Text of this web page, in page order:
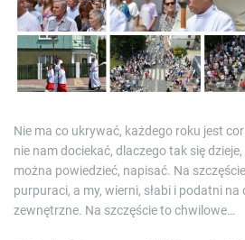
Nie ma co ukrywać, każdego roku jest
nie nam dociekać, dlaczego tak się
można powiedzieć, napisać. Na
purpuraci, a my, wierni, słabi i podatni
zewnętrzne. Na szczęście to chwilowe…